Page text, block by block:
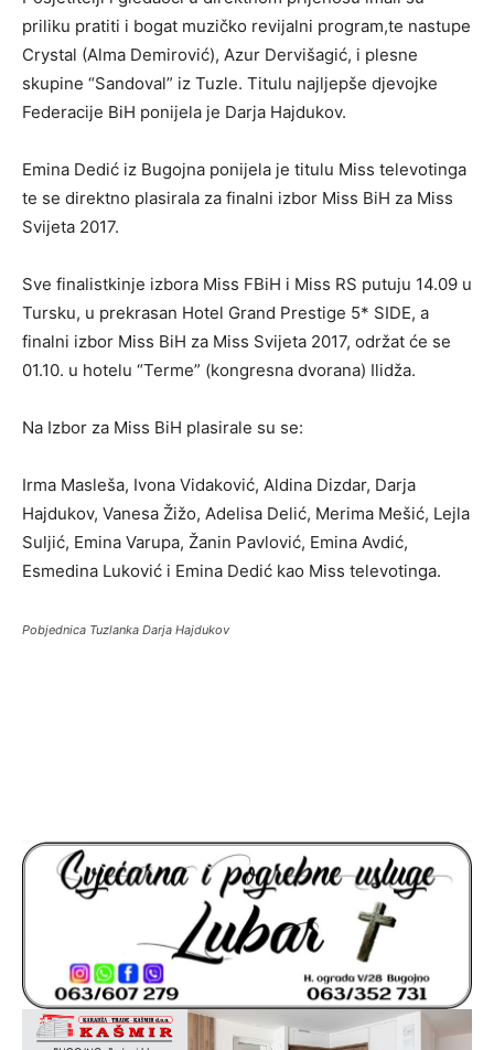
priliku pratiti i bogat muzičko revijalni program,te nastupe
Crystal (Alma Demirović), Azur Dervišagić, i plesne
skupine “Sandoval” iz Tuzle. Titulu najljepše djevojke
Federacije BiH ponijela je Darja Hajdukov.
Emina Dedić iz Bugojna ponijela je titulu Miss televotinga
te se direktno plasirala za finalni izbor Miss BiH za Miss
Svijeta 2017.
Sve finalistkinje izbora Miss FBiH i Miss RS putuju 14.09 u
Tursku, u prekrasan Hotel Grand Prestige 5* SIDE, a
finalni izbor Miss BiH za Miss Svijeta 2017, održat će se
01.10. u hotelu “Terme” (kongresna dvorana) Ilidža.
Na Izbor za Miss BiH plasirale su se:
Irma Masleša, Ivona Vidaković, Aldina Dizdar, Darja
Hajdukov, Vanesa Žižo, Adelisa Delić, Merima Mešić, Lejla
Suljić, Emina Varupa, Žanin Pavlović, Emina Avdić,
Esmedina Luković i Emina Dedić kao Miss televotinga.
Pobjednica Tuzlanka Darja Hajdukov